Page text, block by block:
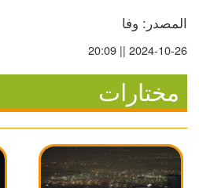
المصدر: وفا
2024-10-26 || 20:09
مختارات